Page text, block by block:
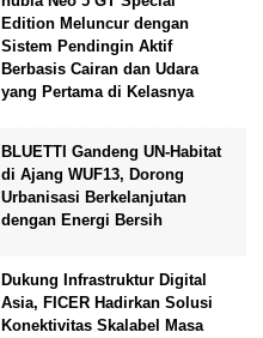
Edition Meluncur dengan
Sistem Pendingin Aktif
Berbasis Cairan dan Udara
yang Pertama di Kelasnya
BLUETTI Gandeng UN-Habitat
di Ajang WUF13, Dorong
Urbanisasi Berkelanjutan
dengan Energi Bersih
Dukung Infrastruktur Digital
Asia, FICER Hadirkan Solusi
Konektivitas Skalabel Masa